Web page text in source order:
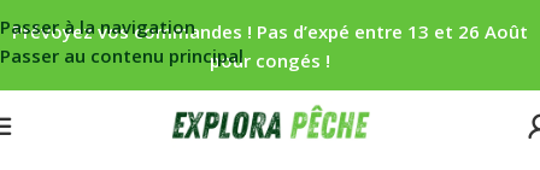
Passer à la navigation
Passer au contenu principal
Prévoyez vos commandes ! Pas d’expé entre 13 et 26 Août
pour congés !